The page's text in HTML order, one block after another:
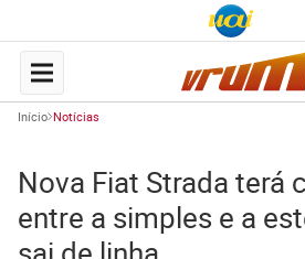
Início Notícias
Nova Fiat Strada terá
entre a simples e a